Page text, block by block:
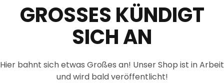
GROSSES KÜNDIGT S
ICH AN
Hier bahnt sich etwas Großes an! Unser Shop ist in Arbeit
und wird bald veröffentlicht!